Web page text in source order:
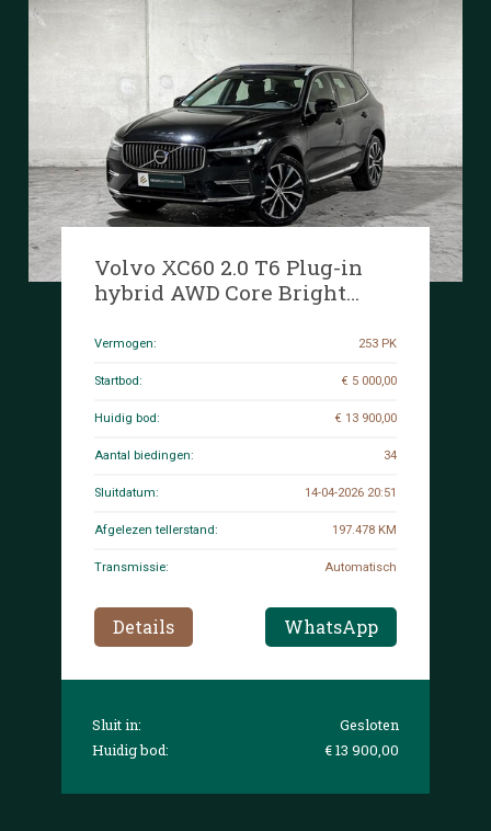
Volvo XC60 2.0 T6 Plug-in
hybrid AWD Core Bright
eigenaar), S-190-RP
Vermogen: 253 PK
Startbod: € 5 000,00
Huidig bod: € 13 900,00
Aantal biedingen: 34
Sluitdatum: 14-04-2026 20:51
Afgelezen tellerstand: 197.478 KM
Transmissie: Automatisch
Details WhatsApp
Sluit in:
Gesloten
Huidig bod:
€ 13 900,00